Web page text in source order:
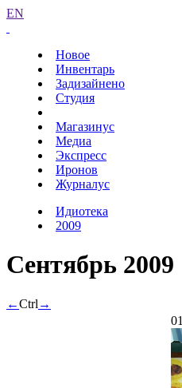
EN
Новое
Инвентарь
Задизайнено
Студия
Магазинус
Медиа
Экспресс
Иронов
Журналус
Идиотека
2009
Сентябрь 2009
←Ctrl →
01